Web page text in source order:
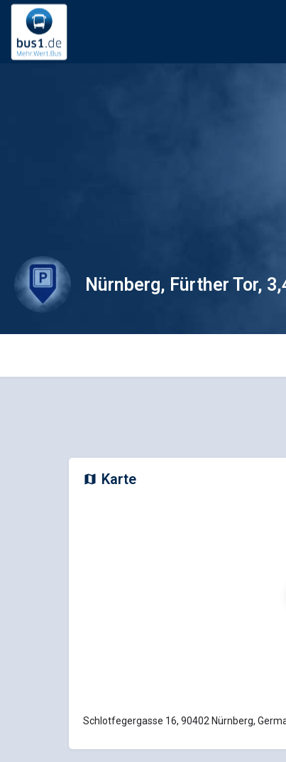
Nürnberg, Fürther Tor,
Karte
Schlotfegergasse 16, 90402 Nürnberg,